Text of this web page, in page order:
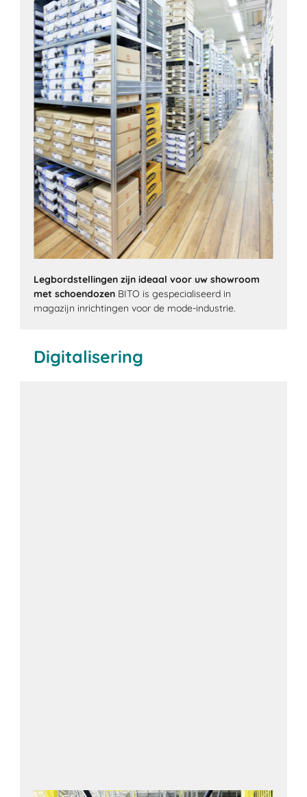
Legbordstellingen zijn ideaal voor uw showroom
met schoendozen BITO is gespecialiseerd in
magazijn inrichtingen voor de mode-industrie.
Digitalisering